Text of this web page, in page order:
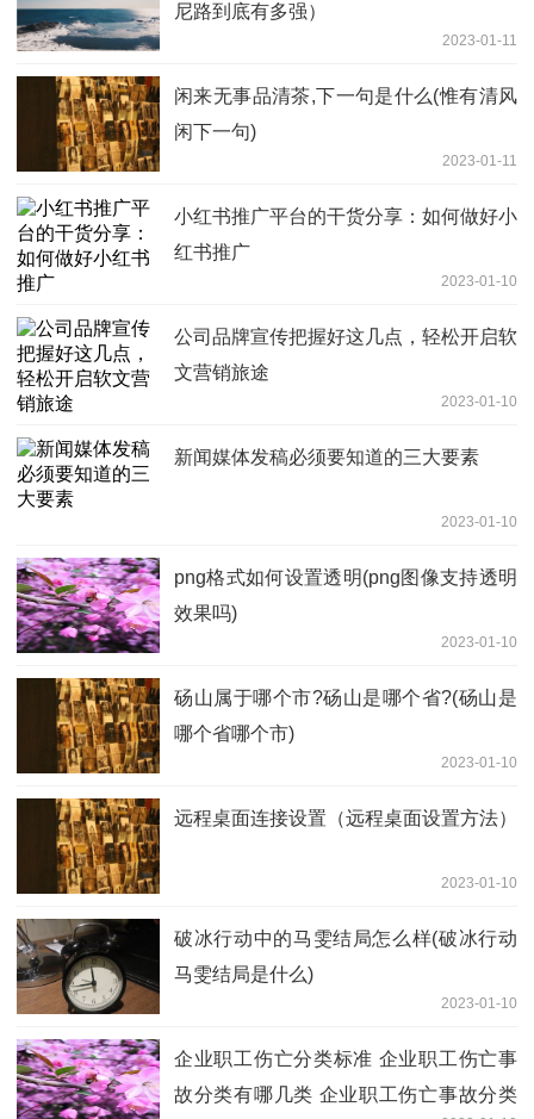
尼路到底有多强）
2023-01-11
闲来无事品清茶,下一句是什么(惟有清风
闲下一句)
2023-01-11
小红书推广平台的干货分享：如何做好小
红书推广
2023-01-10
公司品牌宣传把握好这几点，轻松开启软
文营销旅途
2023-01-10
新闻媒体发稿必须要知道的三大要素
2023-01-10
png格式如何设置透明(png图像支持透明
效果吗)
2023-01-10
砀山属于哪个市?砀山是哪个省?(砀山是
哪个省哪个市)
2023-01-10
远程桌面连接设置（远程桌面设置方法）
2023-01-10
破冰行动中的马雯结局怎么样(破冰行动
马雯结局是什么)
2023-01-10
企业职工伤亡分类标准 企业职工伤亡事
故分类有哪几类 企业职工伤亡事故分类